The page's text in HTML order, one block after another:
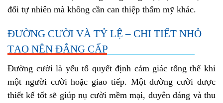
đối tự nhiên mà không cần can thiệp thẩm mỹ khác.
ĐƯỜNG CƯỜI VÀ TỶ LỆ – CHI TIẾT NHỎ
TẠO NÊN ĐẲNG CẤP
Đường cười là yếu tố quyết định cảm giác tổng thể khi
một người cười hoặc giao tiếp. Một đường cười được
thiết kế tốt sẽ giúp nụ cười mềm mại, duyên dáng và thu